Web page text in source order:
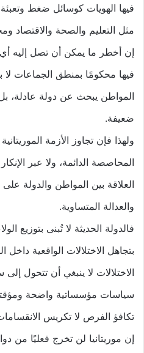
فيها الهويات كوسائل ضغط وتعبئة،
مثل التعليم والصحة والاقتصاد
إن أخطر ما يمكن أن تصل إليه
فيها محكومًا بمنطق الجماعات لا
المواطن يبحث عن دولة عادلة،
ضعيفة.
ولهذا فإن تجاوز الأزمة
المحاصصة الدائمة، ولا عبر
العلاقة بين المواطن والدولة
والعدالة المتساوية.
فالدولة الحديثة لا تُبنى بتوزيع
بتجاهل الاختلالات الواقعية
الاختلالات لا ينبغي أن تتحول
سياسات مؤسساتية واضحة ومؤقتة
تكافؤ الفرص لا تكريس
إن موريتانيا لن تخرج فعليًا من